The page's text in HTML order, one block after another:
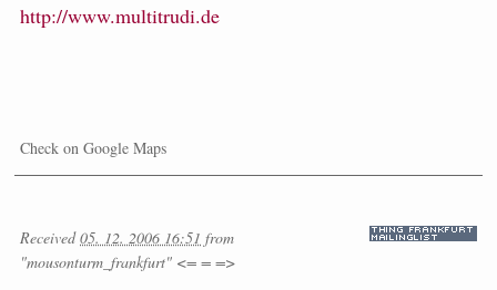
http://www.multitrudi.de
Check on Google Maps
Received05. 12. 2006 16:51 from
"mousonturm_frankfurt" <= = =>